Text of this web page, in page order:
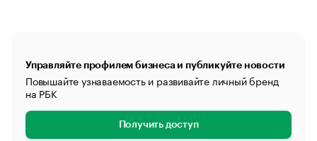
Управляйте профилем бизнеса и публикуйте новости
Повышайте узнаваемость и развивайте личный бренд
на РБК
Получить доступ